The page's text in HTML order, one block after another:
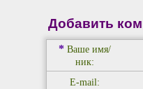
Добавить
* Ваше имя/
ник:
E-mail: